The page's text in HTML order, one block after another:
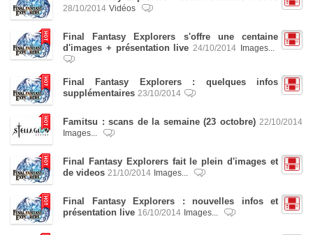
28/10/2014 Vidéos
Final Fantasy Explorers s'offre une centaine
d'images + présentation live 24/10/2014 Images...
Final Fantasy Explorers : quelques infos
supplémentaires 23/10/2014
Famitsu : scans de la semaine (23 octobre) 22/10/2014
Images...
Final Fantasy Explorers fait le plein d'images et
de videos 21/10/2014 Images...
Final Fantasy Explorers : nouvelles infos et
présentation live 16/10/2014 Images...